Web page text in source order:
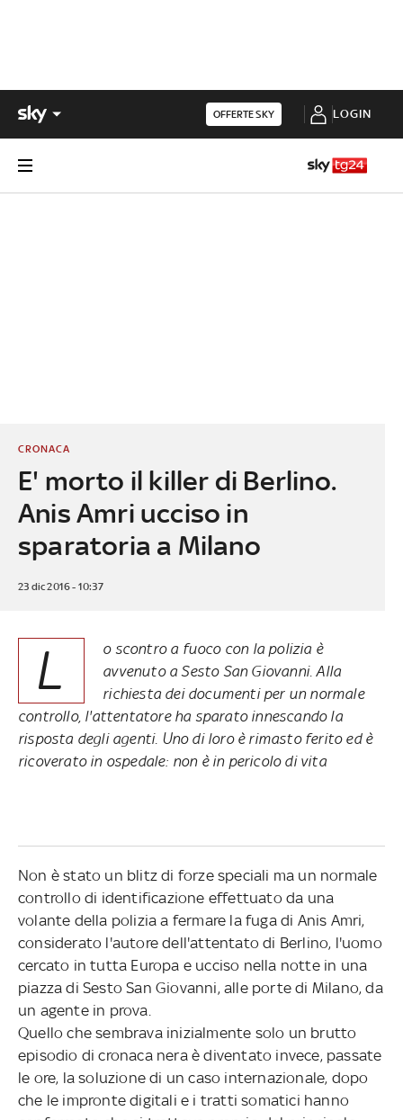
OFFERTE SKY LOGIN
E' morto il killer di Berlino.
Anis Amri ucciso in
sparatoria a Milano
CRONACA
23 dic 2016 - 10:37
L
o scontro a fuoco con la polizia è
avvenuto a Sesto San Giovanni. Alla
richiesta dei documenti per un normale
controllo, l'attentatore ha sparato innescando la
risposta degli agenti. Uno di loro è rimasto ferito ed è
ricoverato in ospedale: non è in pericolo di vita
Non è stato un blitz di forze speciali ma un normale
controllo di identificazione effettuato da una
volante della polizia a fermare la fuga di Anis Amri,
considerato l'autore dell'attentato di Berlino, l'uomo
cercato in tutta Europa e ucciso nella notte in una
piazza di Sesto San Giovanni, alle porte di Milano, da
un agente in prova.
Quello che sembrava inizialmente solo un brutto
episodio di cronaca nera è diventato invece, passate
le ore, la soluzione di un caso internazionale, dopo
che le impronte digitali e i tratti somatici hanno